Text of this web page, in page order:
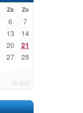
Za Zo
6 7
13 14
20 21
27 28